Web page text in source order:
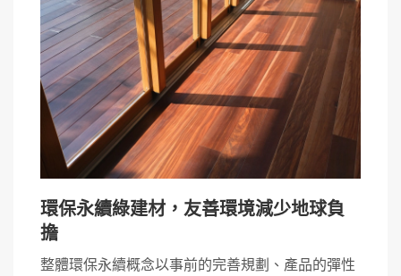
環保永續綠建材，友善環境減少地球負
擔
整體環保永續概念以事前的完善規劃、產品的彈性